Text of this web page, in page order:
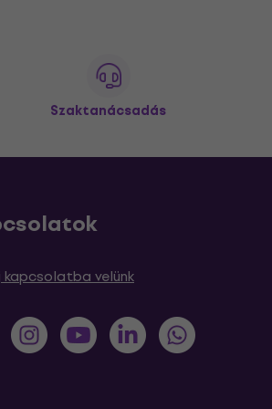
Szaktanácsadás
kapcsolatba velünk